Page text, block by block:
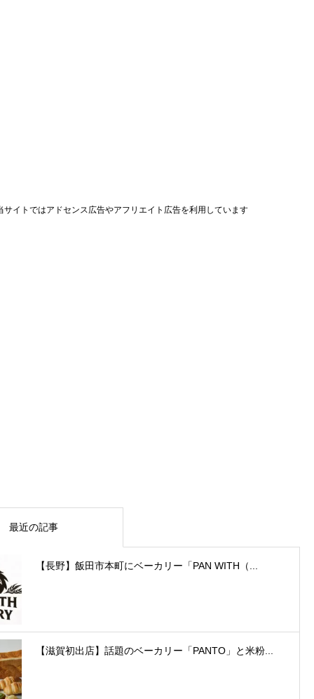
サイトではアドセンス広告やアフリエイト広告を利用しています
最近の記事
【長野】飯田市本町にベーカリー「PAN WITH（...
【滋賀初出店】話題のベーカリー「PANTO」と米粉...